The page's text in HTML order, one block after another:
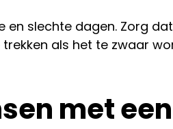
en slechte dagen. Zorg
als het te zwaar
met